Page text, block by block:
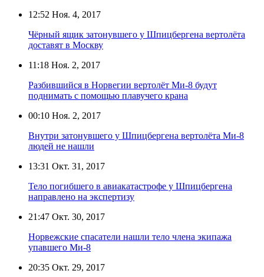
12:52 Ноя. 4, 2017
Чёрный ящик затонувшего у Шпицбергена вертолёта
доставят в Москву
11:18 Ноя. 2, 2017
Разбившийся в Норвегии вертолёт Ми-8 будут
поднимать с помощью плавучего крана
00:10 Ноя. 2, 2017
Внутри затонувшего у Шпицбергена вертолёта Ми-8
людей не нашли
13:31 Окт. 31, 2017
Тело погибшего в авиакатастрофе у Шпицбергена
направлено на экспертизу
21:47 Окт. 30, 2017
Норвежские спасатели нашли тело члена экипажа
упавшего Ми-8
20:35 Окт. 29, 2017